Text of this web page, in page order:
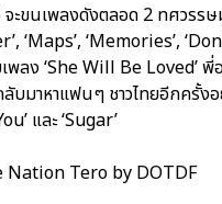
ขนเพลงดังตลอด 2 ทศวรรษม
‘Maps’, ‘Memories’,
พลง ‘She Will Be Loved’
บมาหาแฟนๆ ชาวไทยอีกครั้
และ ‘Sugar’
Tero by DOTDF